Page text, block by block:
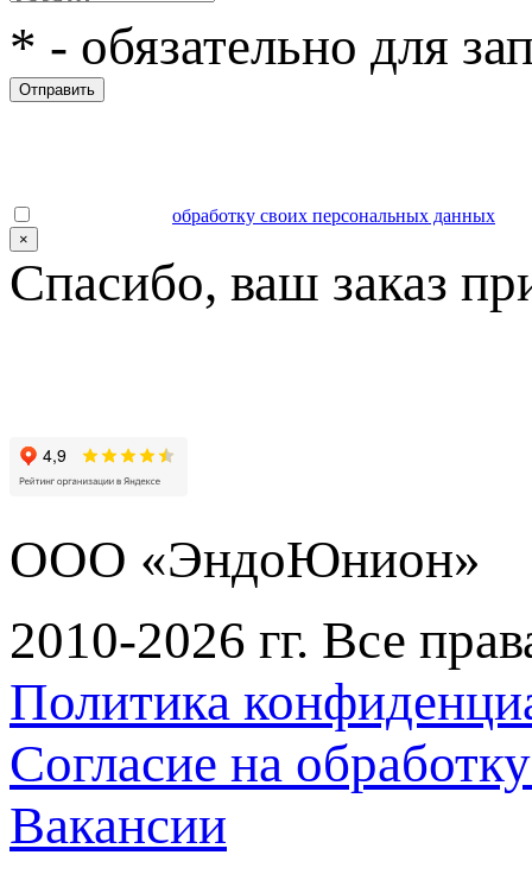
* - обязательно для
Отправить
обработку своих персональных данных
×
Спасибо, ваш заказ
ООО «ЭндоЮнион»
2010-2026 гг. Все
Политика
Согласие на
Вакансии